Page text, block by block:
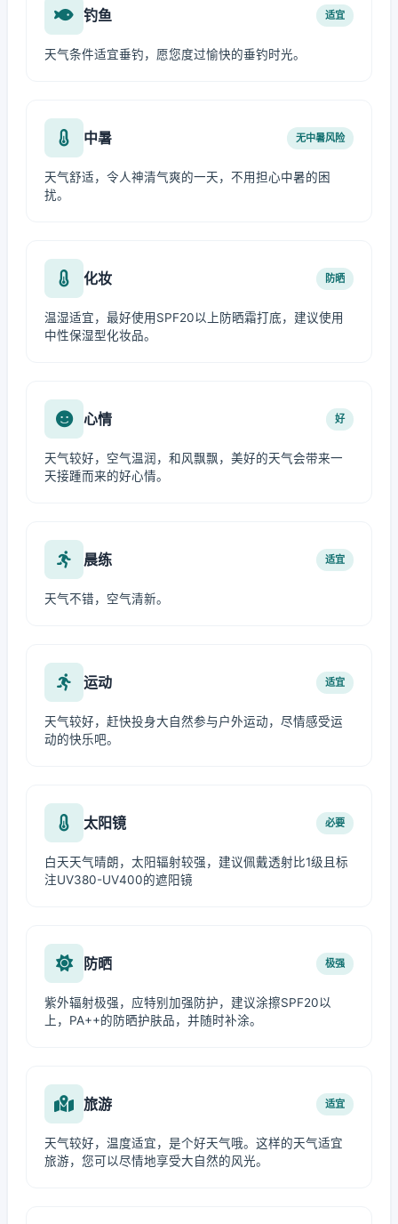
钓鱼 适宜
天气条件适宜垂钓，愿您度过愉快的垂钓时光。
中暑 无中暑风险
天气舒适，令人神清气爽的一天，不用担心中暑的困
扰。
化妆 防晒
温湿适宜，最好使用SPF20以上防晒霜打底，建议使用
中性保湿型化妆品。
心情 好
天气较好，空气温润，和风飘飘，美好的天气会带来一
天接踵而来的好心情。
晨练 适宜
天气不错，空气清新。
运动 适宜
天气较好，赶快投身大自然参与户外运动，尽情感受运
动的快乐吧。
太阳镜 必要
白天天气晴朗，太阳辐射较强，建议佩戴透射比1级且标
注UV380-UV400的遮阳镜
防晒 极强
紫外辐射极强，应特别加强防护，建议涂擦SPF20以
上，PA++的防晒护肤品，并随时补涂。
旅游 适宜
天气较好，温度适宜，是个好天气哦。这样的天气适宜
旅游，您可以尽情地享受大自然的风光。